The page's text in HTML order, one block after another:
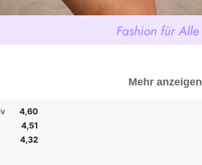
Mehr anzeigen
4,60
4,51
4,32